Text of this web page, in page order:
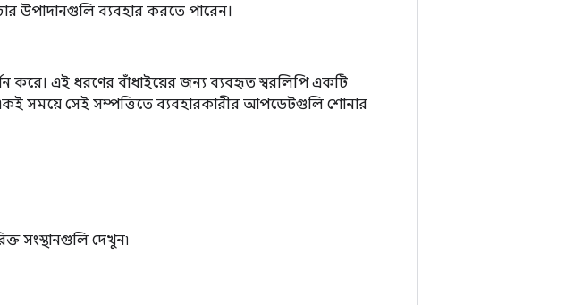
উপাদানগুলি ব্যবহার করতে পারেন।
করে। এই ধরণের বাঁধাইয়ের জন্য ব্যবহৃত স্বরলিপি একটি
সময়ে সেই সম্পত্তিতে ব্যবহারকারীর আপডেটগুলি শোনার
সংস্থানগুলি দেখুন৷